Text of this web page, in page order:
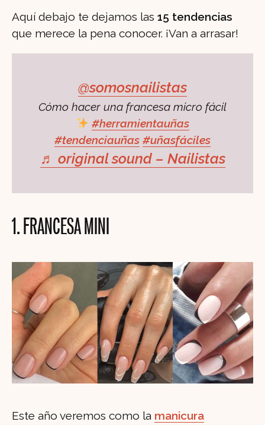
Aquí debajo te dejamos las 15 tendencias
que merece la pena conocer. ¡Van a arrasar!
@somosnailistas
Cómo hacer una francesa micro fácil
#herramientauñas
#tendenciauñas #uñasfáciles
♬ original sound – Nailistas
1. FRANCESA MINI
Este año veremos como la manicura